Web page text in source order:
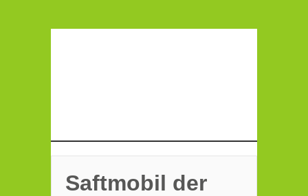
Saftmobil der